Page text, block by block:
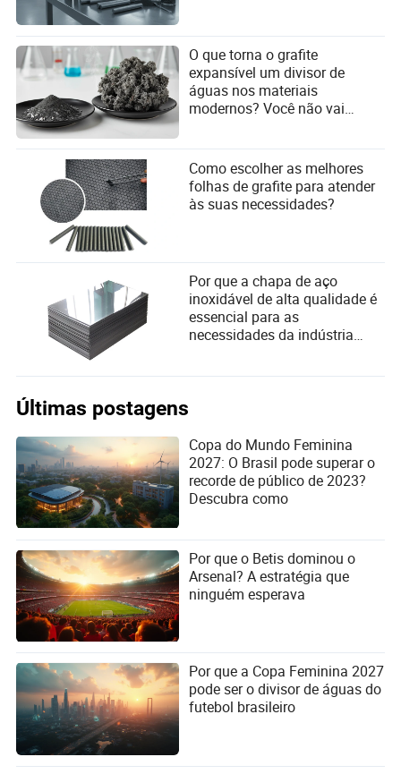
de alta pureza e nano-aprimorados, aumento da demanda
dos setores de energia renovável e eletrônicos, avanços
na produção ecológica e a adoção de tecnologias de
monitoramento inteligente para manutenção preditiva.
O que torna o grafite
expansível um divisor de
águas nos materiais
modernos? Você não vai
ocultos!
Como escolher as melhores
folhas de grafite para atender
às suas necessidades?
Por que a chapa de aço
inoxidável de alta qualidade é
essencial para as
necessidades da indústria
Últimas postagens
Copa do Mundo Feminina
2027: O Brasil pode superar o
recorde de público de 2023?
Descubra como
Por que o Betis dominou o
Arsenal? A estratégia que
ninguém esperava
Por que a Copa Feminina 2027
pode ser o divisor de águas do
futebol brasileiro